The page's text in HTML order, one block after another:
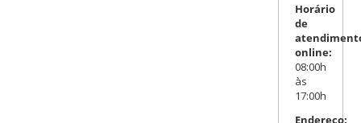
Horário
de
online:
08:00h
às
17:00h
Endereço: